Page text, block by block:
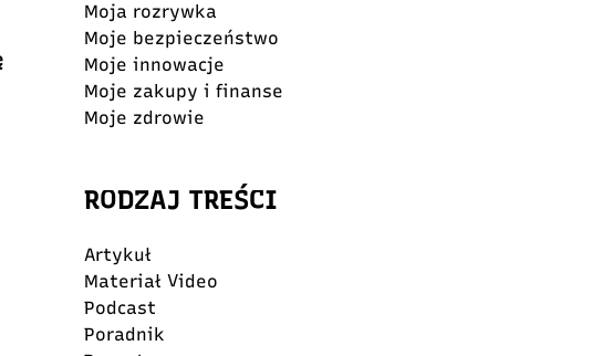
Moja rozrywka
Moje bezpieczeństwo
Moje innowacje
Moje zakupy i finanse
Moje zdrowie
RODZAJ TREŚCI
Artykuł
Materiał Video
Podcast
Poradnik